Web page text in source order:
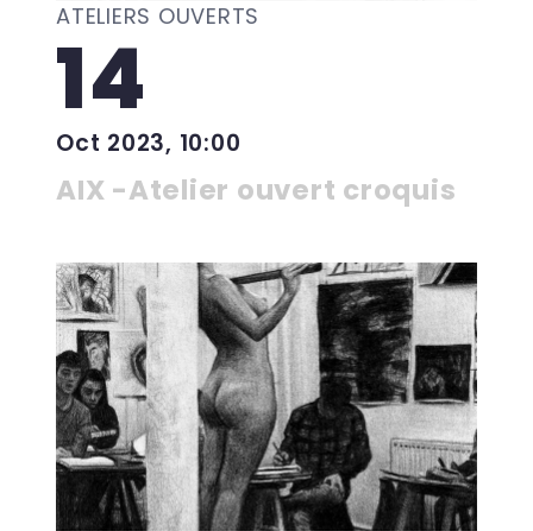
ATELIERS OUVERTS
14
Oct 2023, 10:00
AIX -Atelier ouvert croquis